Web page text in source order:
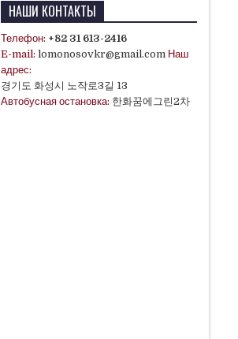
НАШИ КОНТАКТЫ
Телефон: +82 31 613-2416
E-mail: lomonosovkr@gmail.com Наш
адрес:
경기도 화성시 노작로3길 13
Автобусная остановка: 한화꿈에그린2차